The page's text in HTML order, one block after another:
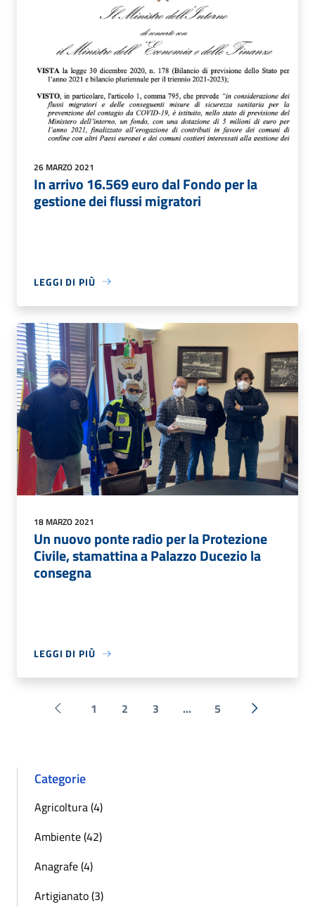
26 MARZO 2021
In arrivo 16.569 euro dal Fondo per la
gestione dei flussi migratori
LEGGI DI PIÙ
18 MARZO 2021
Un nuovo ponte radio per la Protezione
Civile, stamattina a Palazzo Ducezio la
consegna
LEGGI DI PIÙ
Pagina precedente
1 2 3 ... 5 Successiva
Categorie
Agricoltura (4)
Ambiente (42)
Anagrafe (4)
Artigianato (3)